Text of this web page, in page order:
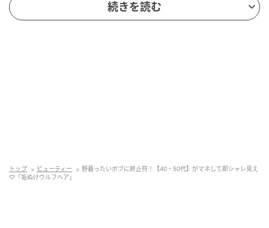
す。また、顔まわりのレイヤーがフェイスラインをカ
バーしてくれるのも嬉しいポイント。大人世代の輪郭
続きを読む
トップ ビューティー
野暮ったいボブに終止符！【40・50代】がマネして即シャレ見え
♡「垢ぬけウルフヘア」